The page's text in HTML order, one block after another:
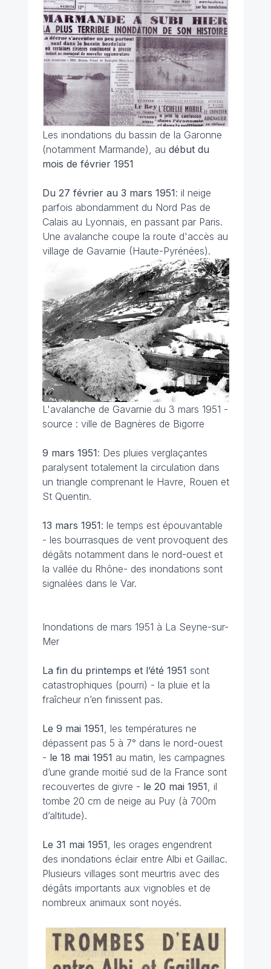
Les inondations du bassin de la Garonne
(notamment Marmande), au début du
mois de février 1951
Du 27 février au 3 mars 1951: il neige
parfois abondamment du Nord Pas de
Calais au Lyonnais, en passant par Paris.
Une avalanche coupe la route d'accès au
village de Gavarnie (Haute-Pyrénées).
L'avalanche de Gavarnie du 3 mars 1951 -
source : ville de Bagnères de Bigorre
9 mars 1951: Des pluies verglaçantes
paralysent totalement la circulation dans
un triangle comprenant le Havre, Rouen et
St Quentin.
13 mars 1951: le temps est épouvantable
- les bourrasques de vent provoquent des
dégâts notamment dans le nord-ouest et
la vallée du Rhône- des inondations sont
signalées dans le Var.
Inondations de mars 1951 à La Seyne-sur-
Mer
La fin du printemps et l’été 1951 sont
catastrophiques (pourri) - la pluie et la
fraîcheur n’en finissent pas.
Le 9 mai 1951 , les températures ne
dépassent pas 5 à 7° dans le nord-ouest
- le 18 mai 1951 au matin, les campagnes
d’une grande moitié sud de la France sont
recouvertes de givre - le 20 mai 1951 , il
tombe 20 cm de neige au Puy (à 700m
d’altitude).
Le 31 mai 1951 , les orages engendrent
des inondations éclair entre Albi et Gaillac.
Plusieurs villages sont meurtris avec des
dégâts importants aux vignobles et de
nombreux animaux sont noyés.